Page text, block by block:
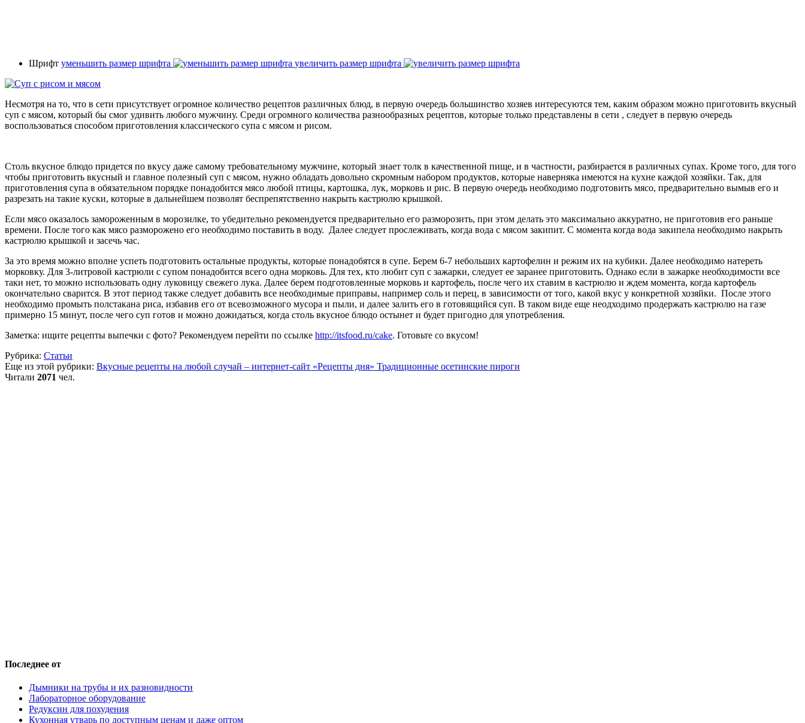
Шрифт уменьшить размер шрифта увеличить размер шрифта
Несмотря на то, что в сети присутствует огромное количество рецептов различных блюд, в первую очередь большинство хозяев интересуются тем, каким образом можно приготовить вкусный
суп с мясом, который бы смог удивить любого мужчину. Среди огромного количества разнообразных рецептов, которые только представлены в сети , следует в первую очередь
воспользоваться способом приготовления классического супа с мясом и рисом.
Столь вкусное блюдо придется по вкусу даже самому требовательному мужчине, который знает толк в качественной пище, и в частности, разбирается в различных супах. Кроме того, для того
чтобы приготовить вкусный и главное полезный суп с мясом, нужно обладать довольно скромным набором продуктов, которые наверняка имеются на кухне каждой хозяйки. Так, для
приготовления супа в обязательном порядке понадобится мясо любой птицы, картошка, лук, морковь и рис. В первую очередь необходимо подготовить мясо, предварительно вымыв его и
разрезать на такие куски, которые в дальнейшем позволят беспрепятственно накрыть кастрюлю крышкой.
Если мясо оказалось замороженным в морозилке, то убедительно рекомендуется предварительно его разморозить, при этом делать это максимально аккуратно, не приготовив его раньше
времени. После того как мясо разморожено его необходимо поставить в воду. Далее следует прослеживать, когда вода с мясом закипит. С момента когда вода закипела необходимо накрыть
кастрюлю крышкой и засечь час.
За это время можно вполне успеть подготовить остальные продукты, которые понадобятся в супе. Берем 6-7 небольших картофелин и режим их на кубики. Далее необходимо натереть
морковку. Для 3-литровой кастрюли с супом понадобится всего одна морковь. Для тех, кто любит суп с зажарки, следует ее заранее приготовить. Однако если в зажарке необходимости все
таки нет, то можно использовать одну луковицу свежего лука. Далее берем подготовленные морковь и картофель, после чего их ставим в кастрюлю и ждем момента, когда картофель
окончательно сварится. В этот период также следует добавить все необходимые приправы, например соль и перец, в зависимости от того, какой вкус у конкретной хозяйки. После этого
необходимо промыть полстакана риса, избавив его от всевозможного мусора и пыли, и далее залить его в готовящийся суп. В таком виде еще неодходимо продержать кастрюлю на газе
примерно 15 минут, после чего суп готов и можно дожидаться, когда столь вкусное блюдо остынет и будет пригодно для употребления.
Заметка: ищите рецепты выпечки с фото? Рекомендуем перейти по ссылке http://itsfood.ru/cake. Готовьте со вкусом!
Рубрика: Статьи
Еще из этой рубрики: Вкусные рецепты на любой случай – интернет-сайт «Рецепты дня» Традиционные осетинские пироги
Читали 2071 чел.
Последнее от
Дымники на трубы и их разновидности
Лабораторное оборудование
Редуксин для похудения
Кухонная утварь по доступным ценам и даже оптом